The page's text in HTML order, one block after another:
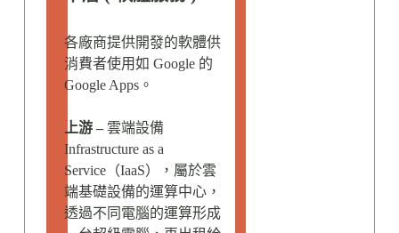
各廠商提供開發的軟體供
消費者使用如 Google 的
Google Apps。
上游 – 雲端設備
Infrastructure as a
Service（IaaS），屬於雲
端基礎設備的運算中心，
透過不同電腦的運算形成